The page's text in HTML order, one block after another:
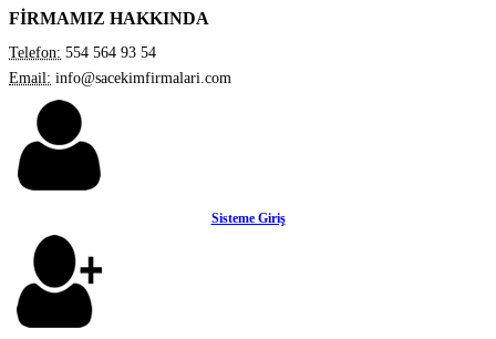
FİRMAMIZ HAKKINDA
Telefon: 554 564 93 54
Email: info@sacekimfirmalari.com
Sisteme Giriş